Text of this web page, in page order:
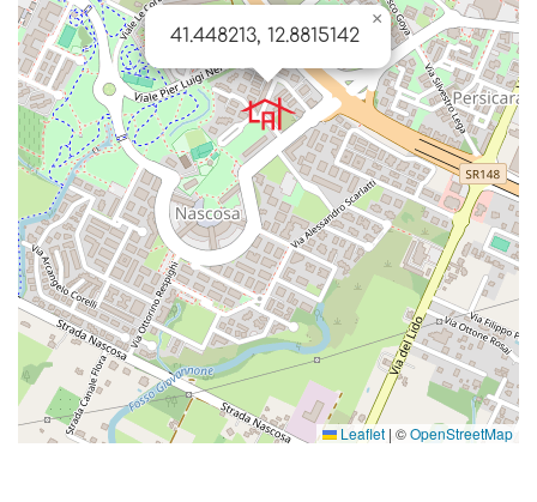
41.448213, 12.8815142
×
Leaflet | ©OpenStreetMap